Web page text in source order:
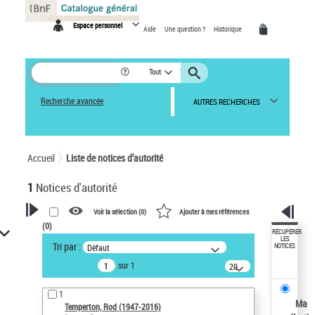
Espace personnel Aide Une question ? Historique
Tout
Recherche avancée AUTRES RECHERCHES
Accueil Liste de notices d’autorité
1 Notices d'autorité
VOTRE RECHERCHE
Recherche avancée dans les
notices d’autorité
Œuvres liées à l'auteur :
Temperton, Rod (1947-2016)
Voir la sélection (0) Ajouter à mes références
(0)
Tri par : Défaut
sur 1
20
résultats/page
1
Temperton, Rod (1947-2016)
RÉCUPÉRER
LES
NOTICES
Ma
Panneau de gestion des cookies